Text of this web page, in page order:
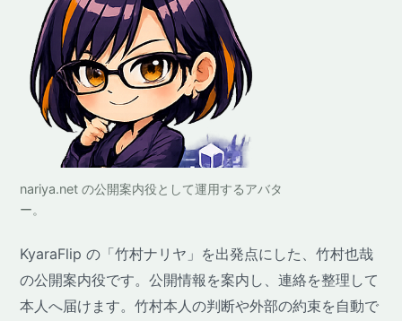
nariya.net の公開案内役として運用するアバタ
ー。
KyaraFlip の「竹村ナリヤ」を出発点にした、竹村也哉
の公開案内役です。公開情報を案内し、連絡を整理して
本人へ届けます。竹村本人の判断や外部の約束を自動で